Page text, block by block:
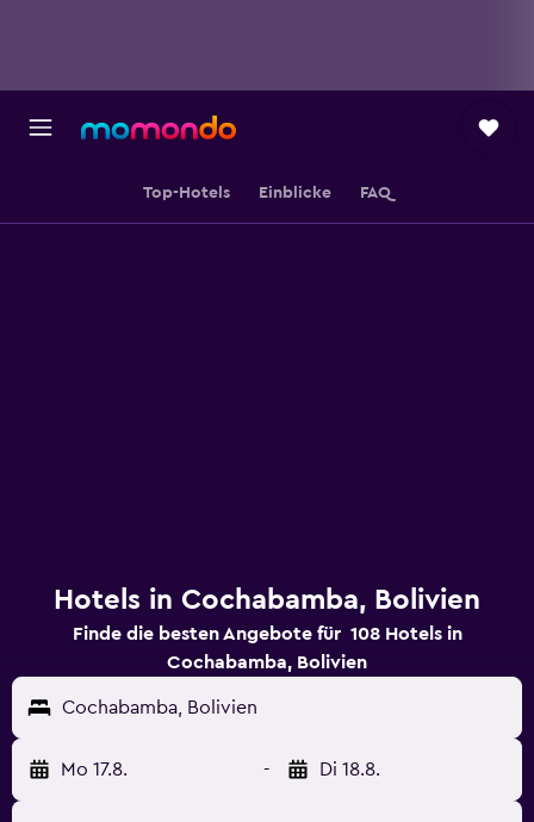
Top-Hotels Einblicke FAQ
Hotels in Cochabamba, Bolivien
Finde die besten Angebote für 108 Hotels in
Cochabamba, Bolivien
Cochabamba, Bolivien
Mo 17.8. - Di 18.8.